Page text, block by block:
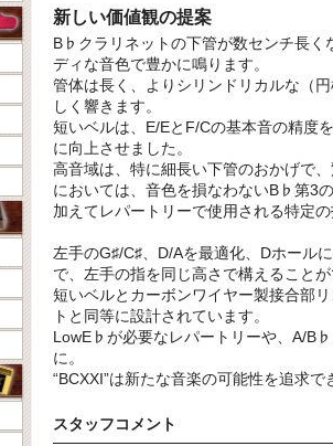
新しい価値観の提案
B♭クラリネットの下管が数センチ長
ディな音色で豊かに鳴ります。
管体は長く、よりシリンドリカルな（
しく響きます。
短いベルは、E/EとF/Cの基本音の精度
に向上させました。
高音域は、特に細長い下管のおかげで
においては、音色を損なわないB♭第3
加えてレパートリーで使用される特定
左手のG♯/C♯、D/Aを最適化、Dホール
で、左手の指を同じ高さで構えることが
短いベルとカーボンワイヤー製接合部
トと同等に設計されています。
LowE♭が必要なレパートリーや、A/
に。
“BCXXI”は新たな音楽の可能性を追求で
スタッフコメント